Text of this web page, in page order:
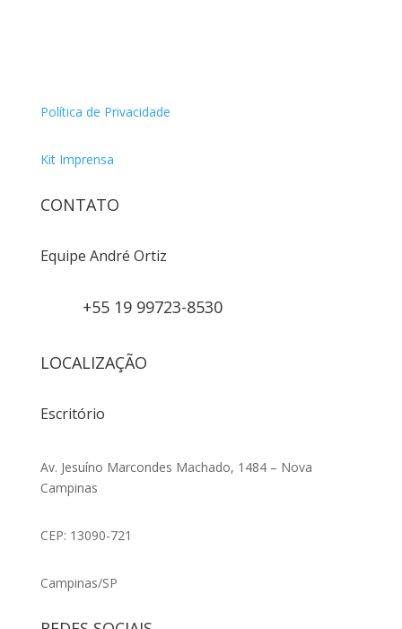
Política de Privacidade
Kit Imprensa
CONTATO
Equipe André Ortiz
+55 19 99723-8530
LOCALIZAÇÃO
Escritório
Av. Jesuíno Marcondes Machado, 1484 – Nova
Campinas
CEP: 13090-721
Campinas/SP